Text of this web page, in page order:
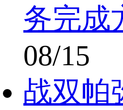
务完成
08/15
战双帕